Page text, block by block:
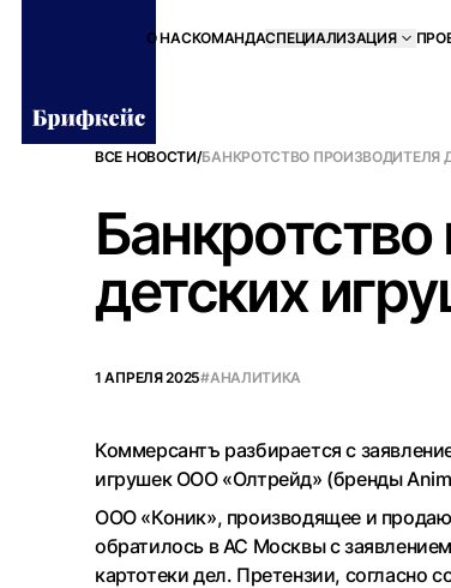
О НАСКОМАНДАСПЕЦИАЛИЗАЦИЯ
ВСЕ НОВОСТИ/БАНКРОТСТВО ПРОИЗВОДИТЕЛЯ
детских
1 АПРЕЛЯ 2025#АНАЛИТИКА
Коммерсантъ разбирается с
игрушек ООО «Олтрейд» (бренды
ООО «Коник», производящее и
обратилось в АС Москвы с
картотеки дел. Претензии, согласно